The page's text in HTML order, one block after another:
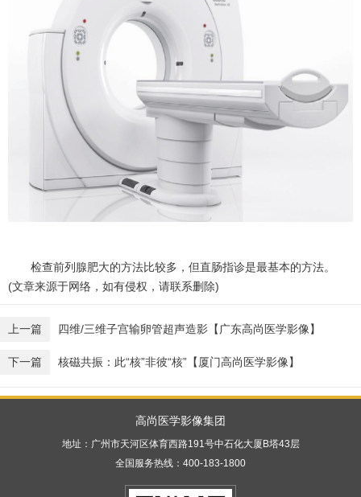
检查前列腺肥大的方法比较多，但直肠指诊是最基本的方法。
(文章来源于网络，如有侵权，请联系删除)
上一篇 四维/三维子宫输卵管超声造影【广东高尚医学影像】
下一篇 核磁共振：此“核”非彼“核”【厦门高尚医学影像】
高尚医学影像集团
地址：广州市天河区体育西路191号中石化大厦B塔43层
全国服务热线：400-183-1800